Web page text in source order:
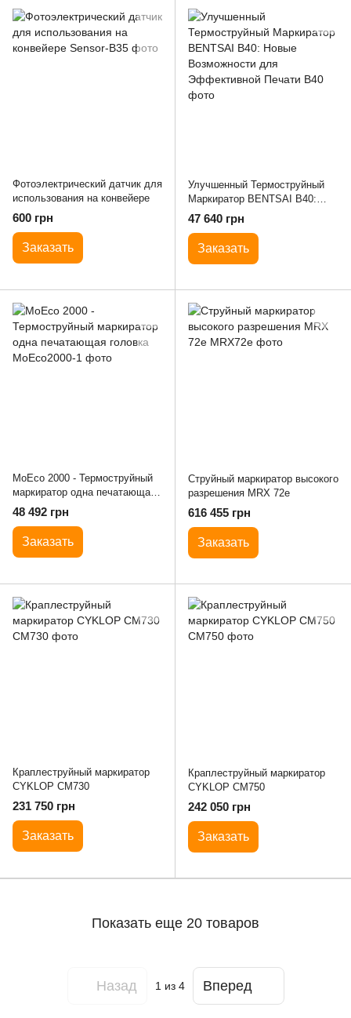
Фотоэлектрический датчик для
использования на конвейере
600 грн
Заказать
Улучшенный Термоструйный
Маркиратор BENTSAI B40:
Новые Возможности для
Эффективной Печати
47 640 грн
Заказать
MoEco 2000 - Термоструйный
маркиратор одна печатающая
головка
48 492 грн
Заказать
Струйный маркиратор высокого
разрешения MRX 72e
616 455 грн
Заказать
Краплеструйный маркиратор
CYKLOP CM730
231 750 грн
Заказать
Краплеструйный маркиратор
CYKLOP CM750
242 050 грн
Заказать
Показать еще 20 товаров
Назад 1из 4 Вперед